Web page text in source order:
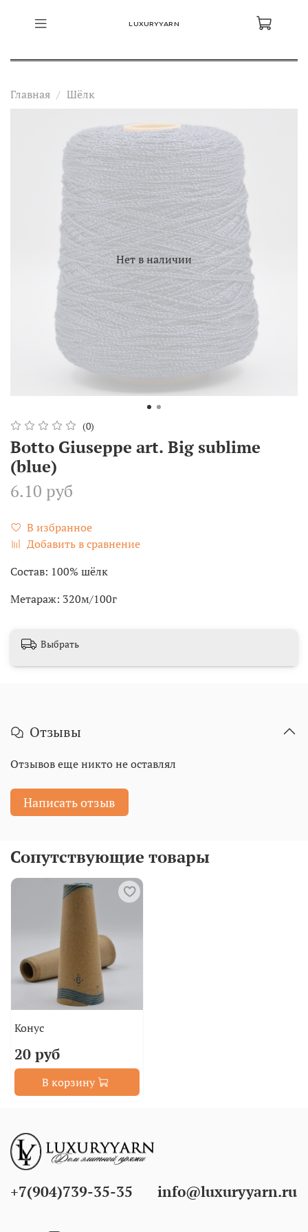
LUXURYYARN
Главная Шёлк
Нет в наличии
(0)
Botto Giuseppe art. Big sublime
(blue)
6.10 руб
В избранное
Добавить в сравнение
Состав: 100% шёлк
Метараж: 320м/100г
Выбрать
Отзывы
Отзывов еще никто не оставлял
Написать отзыв
Сопутствующие товары
Конус
20 руб
В корзину
+7(904)739-35-35 info@luxuryyarn.ru